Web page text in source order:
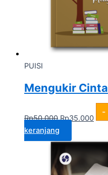
PUISI
Mengukir Cinta
Rp50.000 Rp35.000
-
keranjang